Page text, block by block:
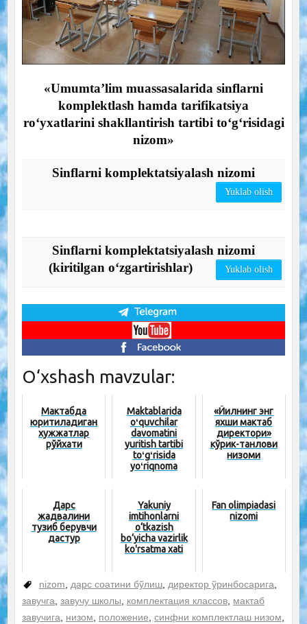
«Umumta’lim muassasalarida sinflarni
komplektlash hamda tarifikatsiya
ro‘yxatlarini shakllantirish tartibi to‘g‘risidagi
nizom»
Sinflarni komplektatsiyalash nizomi
Yuklab olish
Sinflarni komplektatsiyalash nizomi
(kiritilgan oʻzgartirishlar)
Yuklab olish
O‘xshash mavzular:
Мактабда
юритиладиган
хужжатлар
рўйхати
Maktablarida
oʻquvchilar
davomatini
yuritish tartibi
toʻgʻrisida
yoʻriqnoma
«Йилнинг энг
яхши мактаб
директори»
кўрик-танлови
низоми
Дарс
жадвалини
тузиб берувчи
дастур
Yakuniy
imtihonlarni
o‘tkazish
bo‘yicha vazirlik
ko'rsatma xati
Fan olimpiadasi
nizomi
nizom дарс соатини бўлиш, директор ўринбосарига
завучга завучу школы комплектация классов, мактаб
завучига
низом положение синфни комплектлаш низом